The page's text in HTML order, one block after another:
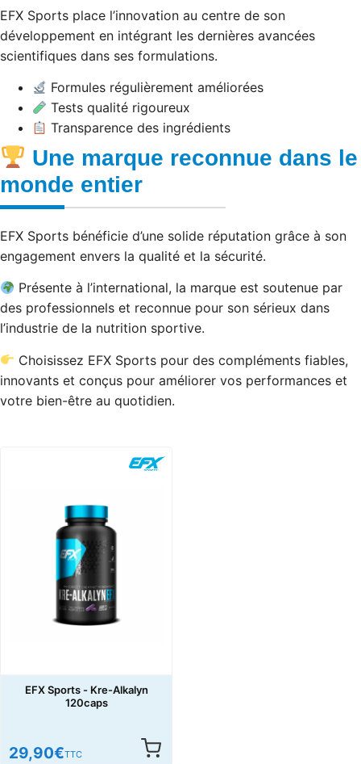
EFX Sports place l’innovation au centre de son
développement en intégrant les dernières avancées
scientifiques dans ses formulations.
Formules régulièrement améliorées
Tests qualité rigoureux
Transparence des ingrédients
Une marque reconnue dans le
monde entier
EFX Sports bénéficie d’une solide réputation grâce à son
engagement envers la qualité et la sécurité.
Présente à l’international, la marque est soutenue par
des professionnels et reconnue pour son sérieux dans
l’industrie de la nutrition sportive.
Choisissez EFX Sports pour des compléments fiables,
innovants et conçus pour améliorer vos performances et
votre bien-être au quotidien.
EFX Sports - Kre-Alkalyn
120caps
29,90€TTC